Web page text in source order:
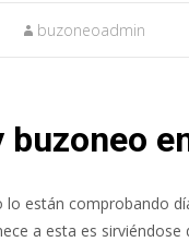
buzoneoadmin
están comprobando
a esta es